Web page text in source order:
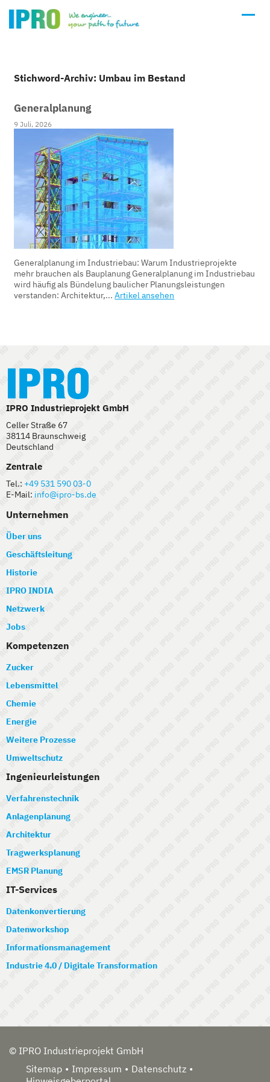
Stichword-Archiv: Umbau im Bestand
Generalplanung
9 Juli, 2026
Generalplanung im Industriebau: Warum Industrieprojekte
mehr brauchen als Bauplanung Generalplanung im Industriebau
wird häufig als Bündelung baulicher Planungsleistungen
verstanden: Architektur,...Artikel ansehen
IPRO Industrieprojekt GmbH
Celler Straße 67
38114 Braunschweig
Deutschland
Zentrale
Tel.: +49 531 590 03-0
E-Mail: info@ipro-bs.de
Unternehmen
Über uns
Geschäftsleitung
Historie
IPRO INDIA
Netzwerk
Jobs
Kompetenzen
Zucker
Lebensmittel
Chemie
Energie
Weitere Prozesse
Umweltschutz
Ingenieurleistungen
Verfahrenstechnik
Anlagenplanung
Architektur
Tragwerksplanung
EMSR Planung
IT-Services
Datenkonvertierung
Datenworkshop
Informationsmanagement
Industrie 4.0 / Digitale Transformation
© IPRO Industrieprojekt GmbH
Sitemap
Impressum
Datenschutz